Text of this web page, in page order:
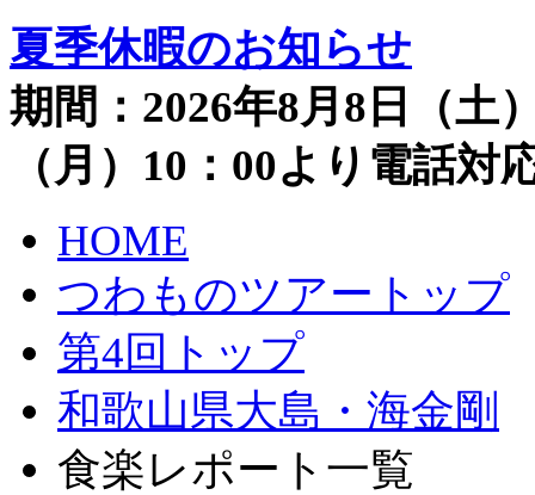
夏季休暇のお知らせ
期間：2026年8月8日（土
（月）10：00より電話
HOME
つわものツアートップ
第4回トップ
和歌山県大島・海金剛
食楽レポート一覧